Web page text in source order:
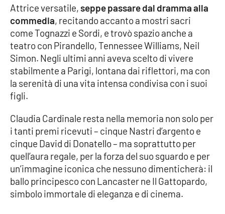
Cosenza
Lamezia Terme
PROGETTI
SPECIALI
LA
CALABRIAVISIONE
Destinazioni
Eventi
Attrice versatile,seppe passare dal dramma alla
commedia, recitando accanto a mostri sacri
come Tognazzi e Sordi, e trovò spazio anche a
teatro con Pirandello, Tennessee Williams, Neil
Simon. Negli ultimi anni aveva scelto di vivere
stabilmente a Parigi, lontana dai riflettori, ma con
la serenità di una vita intensa condivisa con i suoi
figli.
Claudia Cardinale resta nella memoria non solo per
i tanti premi ricevuti – cinque Nastri d’argento e
cinque David di Donatello – ma soprattutto per
quell’aura regale, per la forza del suo sguardo e per
un’immagine iconica che nessuno dimenticherà: il
ballo principesco con Lancaster ne Il Gattopardo,
simbolo immortale di eleganza e di cinema.